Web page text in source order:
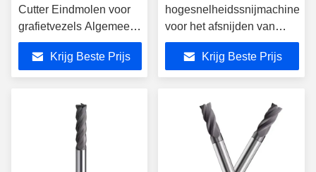
Cutter Eindmolen voor
grafietvezels Algemeen
Hoog snelheidssnijden
Krijg Beste Prijs
hogesnelheidssnijmachine
voor het afsnijden van
vaste koolstofdioxide met
4 fluitjes en
diamantcoating
Krijg Beste Prijs